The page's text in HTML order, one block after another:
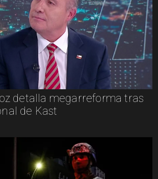
detalla megarreforma tras
de Kast